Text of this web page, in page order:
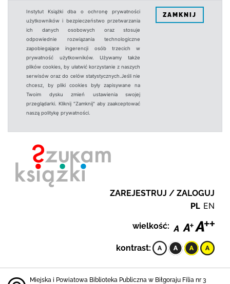
Instytut Książki dba o ochronę prywatności
użytkowników i bezpieczeństwo przetwarzania
ich danych osobowych oraz stosuje
odpowiednie rozwiązania technologiczne
zapobiegające ingerencji osób trzecich w
prywatność użytkowników. Używamy także
plików cookies, by ułatwić korzystanie z naszych
serwisów oraz do celów statystycznych.Jeśli nie
chcesz, by pliki cookies były zapisywane na
Twoim dysku zmień ustawienia swojej
przeglądarki. Kliknij "Zamknij" aby zaakceptować
naszą politykę prywatności.
ZAMKNIJ
ZAREJESTRUJ / ZALOGUJ
PL EN
wielkość:
kontrast:
Miejska i Powiatowa Biblioteka Publiczna w Biłgoraju Filia nr 3